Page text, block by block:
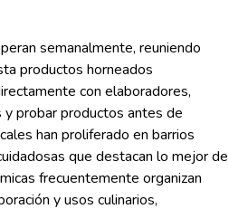
semanalmente, reuniendo
productos horneados
con elaboradores,
probar productos antes de
han proliferado en barrios
que destacan lo mejor de
frecuentemente organizan
y usos culinarios,